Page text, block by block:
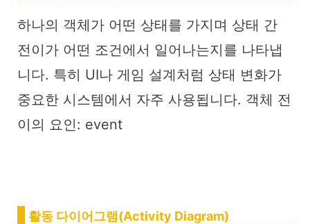
하나의 객체가 어떤 상태를 가지며 상태 간
전이가 어떤 조건에서 일어나는지를 나타냅
니다. 특히 UI나 게임 설계처럼 상태 변화가
중요한 시스템에서 자주 사용됩니다. 객체 전
이의 요인: event
활동 다이어그램(Activity Diagram)